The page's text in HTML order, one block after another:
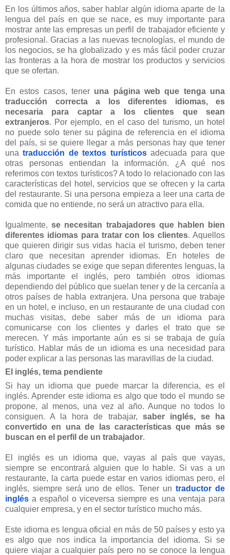
En los últimos años, saber hablar algún idioma aparte de la
lengua del país en que se nace, es muy importante para
mostrar ante las empresas un perfil de trabajador eficiente y
profesional. Gracias a las nuevas tecnologías, el mundo de
los negocios, se ha globalizado y es más fácil poder cruzar
las fronteras a la hora de mostrar los productos y servicios
que se ofertan.
En estos casos, tener una página web que tenga una
traducción correcta a los diferentes idiomas, es
necesaria para captar a los clientes que sean
extranjeros. Por ejemplo, en el caso del turismo, un hotel
no puede solo tener su página de referencia en el idioma
del país, si se quiere llegar a más personas hay que tener
unatraducción de textos turísticos adecuada para que
otras personas entiendan la información. ¿A qué nos
referimos con textos turísticos? A todo lo relacionado con las
características del hotel, servicios que se ofrecen y la carta
del restaurante. Si una persona empieza a leer una carta de
comida que no entiende, no será un atractivo para ella.
Igualmente,se necesitan trabajadores que hablen bien
diferentes idiomas para tratar con los clientes. Aquellos
que quieren dirigir sus vidas hacia el turismo, deben tener
claro que necesitan aprender idiomas. En hoteles de
algunas ciudades se exige que sepan diferentes lenguas, la
más importante el inglés, pero también otros idiomas
dependiendo del público que suelan tener y de la cercanía a
otros países de habla extranjera. Una persona que trabaje
en un hotel, e incluso, en un restaurante de una ciudad con
muchas visitas, debe saber más de un idioma para
comunicarse con los clientes y darles el trato que se
merecen. Y más importante aún es si se trabaja de guía
turístico. Hablar más de un idioma es una necesidad para
poder explicar a las personas las maravillas de la ciudad.
El inglés, tema pendiente
Si hay un idioma que puede marcar la diferencia, es el
inglés. Aprender este idioma es algo que todo el mundo se
propone, al menos, una vez al año. Aunque no todos lo
consiguen. A la hora de trabajar, saber inglés, se ha
convertido en una de las características que más se
buscan en el perfil de un trabajador.
El inglés es un idioma que, vayas al país que vayas,
siempre se encontrará alguien que lo hable. Si vas a un
restaurante, la carta puede estar en varios idiomas pero, el
inglés, siempre será uno de ellos. Tener un traductor de
inglés a español o viceversa siempre es una ventaja para
cualquier empresa, y en el sector turístico mucho más.
Este idioma es lengua oficial en más de 50 países y esto ya
es algo que nos indica la importancia del idioma. Si se
quiere viajar a cualquier país pero no se conoce la lengua